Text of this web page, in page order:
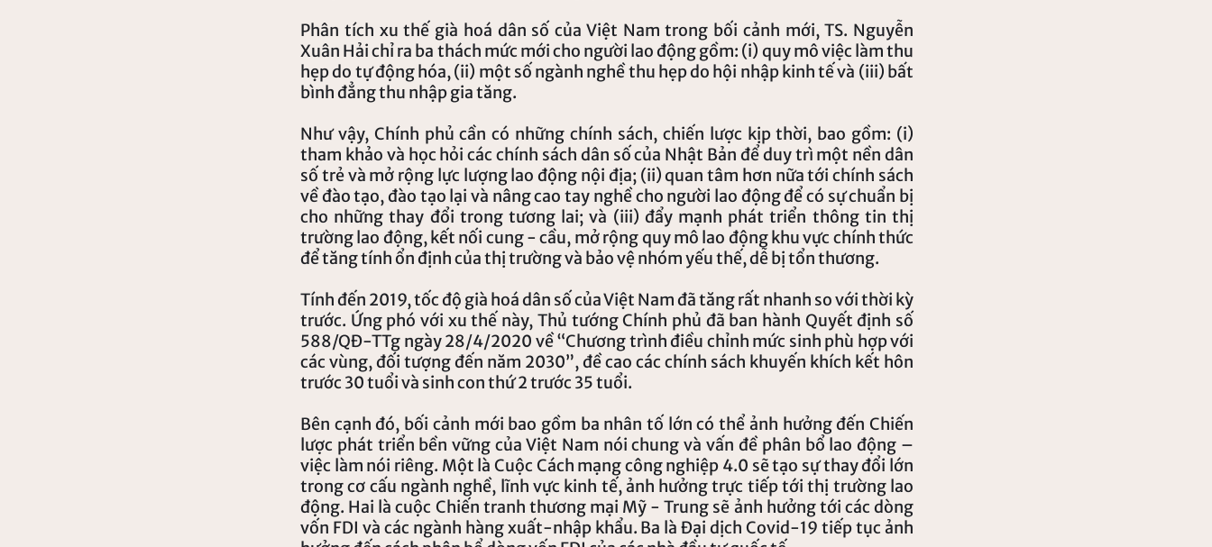
Phân tích xu thế già hoá dân số của Việt Nam trong bối cảnh mới, TS. Nguyễn
Xuân Hải chỉ ra ba thách mức mới cho người lao động gồm: (i) quy mô việc làm thu
hẹp do tự động hóa, (ii) một số ngành nghề thu hẹp do hội nhập kinh tế và (iii) bất
bình đẳng thu nhập gia tăng.
Như vậy, Chính phủ cần có những chính sách, chiến lược kịp thời, bao gồm: (i)
tham khảo và học hỏi các chính sách dân số của Nhật Bản để duy trì một nền dân
số trẻ và mở rộng lực lượng lao động nội địa; (ii) quan tâm hơn nữa tới chính sách
về đào tạo, đào tạo lại và nâng cao tay nghề cho người lao động để có sự chuẩn bị
cho những thay đổi trong tương lai; và (iii) đẩy mạnh phát triển thông tin thị
trường lao động, kết nối cung - cầu, mở rộng quy mô lao động khu vực chính thức
để tăng tính ổn định của thị trường và bảo vệ nhóm yếu thế, dễ bị tổn thương.
Tính đến 2019, tốc độ già hoá dân số của Việt Nam đã tăng rất nhanh so với thời kỳ
trước. Ứng phó với xu thế này, Thủ tướng Chính phủ đã ban hành Quyết định số
588/QĐ-TTg ngày 28/4/2020 về “Chương trình điều chỉnh mức sinh phù hợp với
các vùng, đối tượng đến năm 2030”, đề cao các chính sách khuyến khích kết hôn
trước 30 tuổi và sinh con thứ 2 trước 35 tuổi.
Bên cạnh đó, bối cảnh mới bao gồm ba nhân tố lớn có thể ảnh hưởng đến Chiến
lược phát triển bền vững của Việt Nam nói chung và vấn đề phân bổ lao động –
việc làm nói riêng. Một là Cuộc Cách mạng công nghiệp 4.0 sẽ tạo sự thay đổi lớn
trong cơ cấu ngành nghề, lĩnh vực kinh tế, ảnh hưởng trực tiếp tới thị trường lao
động. Hai là cuộc Chiến tranh thương mại Mỹ - Trung sẽ ảnh hưởng tới các dòng
vốn FDI và các ngành hàng xuất-nhập khẩu. Ba là Đại dịch Covid-19 tiếp tục ảnh